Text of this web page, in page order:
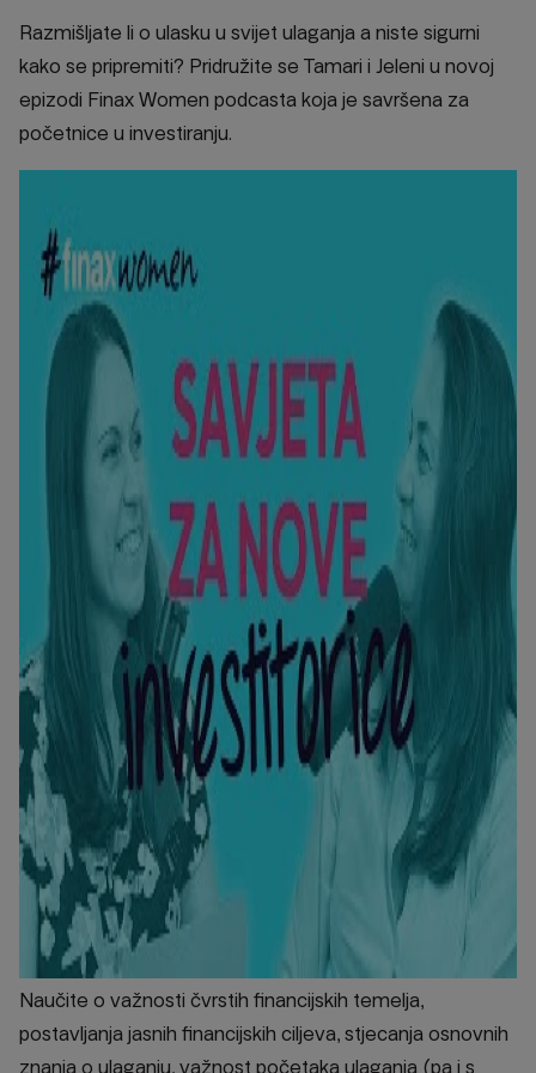
Razmišljate li o ulasku u svijet ulaganja a niste sigurni
kako se pripremiti? Pridružite se Tamari i Jeleni u novoj
epizodi Finax Women podcasta koja je savršena za
početnice u investiranju.
Naučite o važnosti čvrstih financijskih temelja,
postavljanja jasnih financijskih ciljeva, stjecanja osnovnih
znanja o ulaganju, važnost početaka ulaganja (pa i s